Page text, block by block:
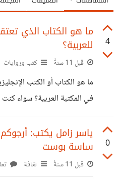
4
ما هو الكتاب الذي
للعربية؟
قبل 11 سنةً كتب وروايات
ما هو الكتاب أو الكتب
في المكتبة العربية؟ سواء
عنه. يفضل ذكر نبذة عن
يترجم للعربية.
0
ياسر زامل يكتب:
ساسة بوست
قبل 11 سنةً ثقافة